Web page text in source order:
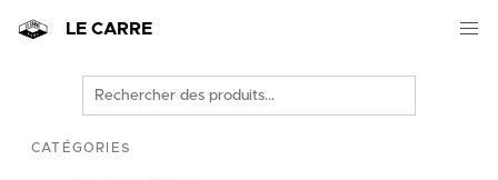
LE CARRE
Rechercher
des
produits
CATÉGORIES